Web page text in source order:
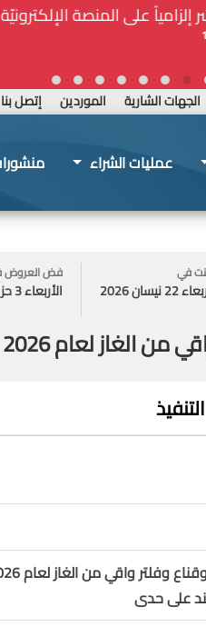
العام... الخ. (المادة 109 :
الجهات الشارية الموردين إتصل بنا
عمليات الشراء
في
نيسان 2026
فض العروض
الأربعاء 3 حزيران 2026
الغاز لعام 2026
التنفيذ
بنادق قناصة وذخيرة وقنابل
على حدى